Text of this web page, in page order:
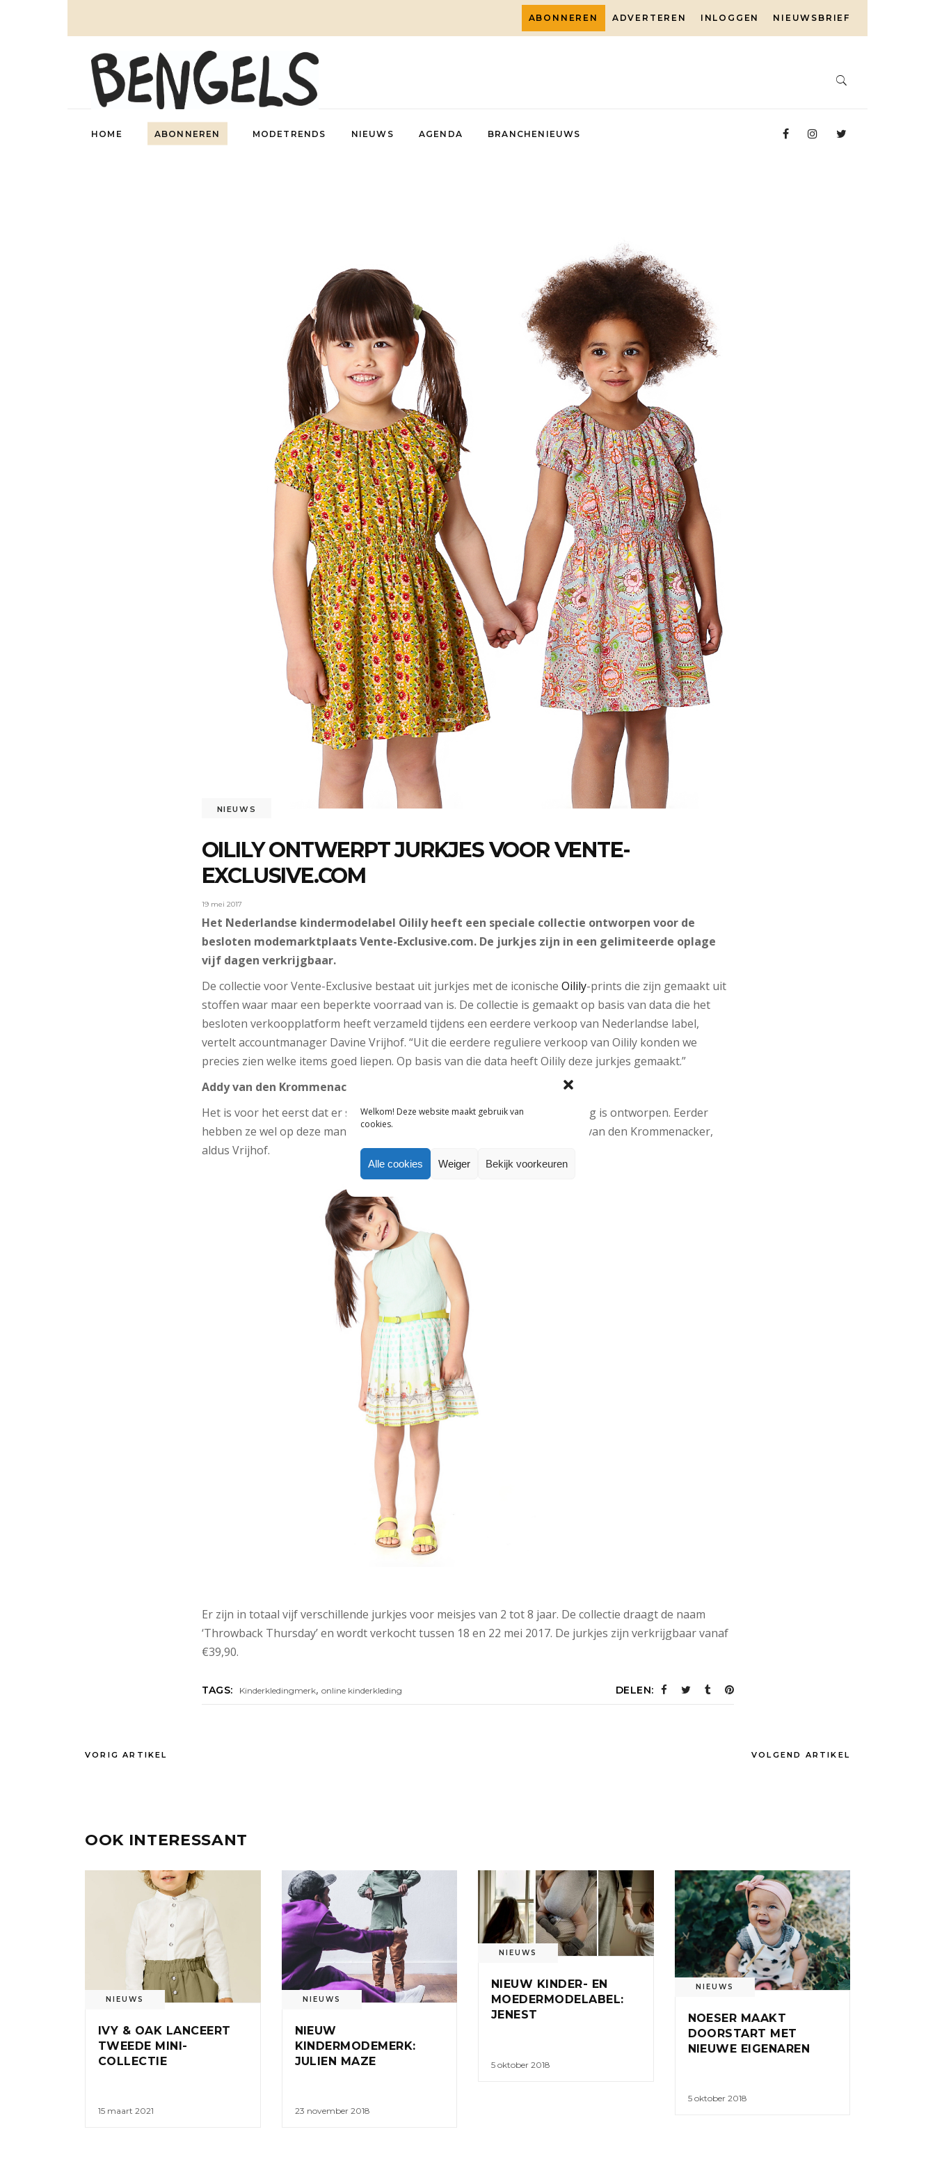
Welkom! Deze website maakt gebruik van
cookies.
Alle cookies Weiger Bekijk voorkeuren
ABONNEREN ADVERTEREN INLOGGEN NIEUWSBRIEF
HOME ABONNEREN MODETRENDS NIEUWS AGENDA BRANCHENIEUWS
NIEUWS
OILILY ONTWERPT JURKJES VOOR VENTE-
EXCLUSIVE.COM
19 mei 2017
Het Nederlandse kindermodelabel Oilily heeft een speciale collectie ontworpen voor de
besloten modemarktplaats Vente-Exclusive.com. De jurkjes zijn in een gelimiteerde oplage
vijf dagen verkrijgbaar.
De collectie voor Vente-Exclusive bestaat uit jurkjes met de iconische Oilily-prints die zijn gemaakt uit
stoffen waar maar een beperkte voorraad van is. De collectie is gemaakt op basis van data die het
besloten verkoopplatform heeft verzameld tijdens een eerdere verkoop van Nederlandse label,
vertelt accountmanager Davine Vrijhof. “Uit die eerdere reguliere verkoop van Oilily konden we
precies zien welke items goed liepen. Op basis van die data heeft Oilily deze jurkjes gemaakt.”
Addy van den Krommenacker
Het is voor het eerst dat er speciaal voor Vente-Exclusive.com kinderkleding is ontworpen. Eerder
hebben ze wel op deze manier samengewerkt met mode-ontwerper Addy van den Krommenacker,
aldus Vrijhof.
Er zijn in totaal vijf verschillende jurkjes voor meisjes van 2 tot 8 jaar. De collectie draagt de naam
‘Throwback Thursday’ en wordt verkocht tussen 18 en 22 mei 2017. De jurkjes zijn verkrijgbaar vanaf
€39,90.
TAGS: Kinderkledingmerk, online kinderkleding DELEN:
VORIG ARTIKEL VOLGEND ARTIKEL
OOK INTERESSANT
NIEUWS
IVY & OAK LANCEERT
TWEEDE MINI-
COLLECTIE
15 maart 2021
NIEUWS
NIEUW
KINDERMODEMERK:
JULIEN MAZE
23 november 2018
NIEUWS
NIEUW KINDER- EN
MOEDERMODELABEL:
JENEST
5 oktober 2018
NIEUWS
NOESER MAAKT
DOORSTART MET
NIEUWE EIGENAREN
5 oktober 2018